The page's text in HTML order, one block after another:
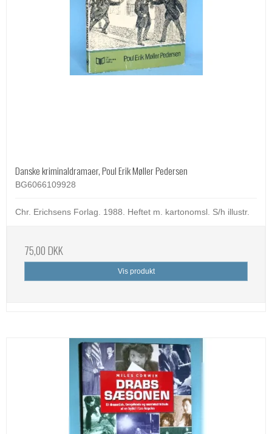
Danske kriminaldramaer, Poul Erik Møller Pedersen
BG6066109928
Chr. Erichsens Forlag. 1988. Heftet m. kartonomsl. S/h illustr.
75,00 DKK
Vis produkt